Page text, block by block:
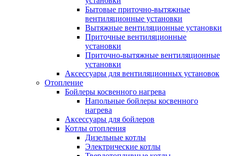
Бытовые приточно-вытяжные
вентиляционные установки
Вытяжные вентиляционные установки
Приточные вентиляционные
установки
Приточно-вытяжные вентиляционные
установки
Аксессуары для вентиляционных установок
Отопление
Бойлеры косвенного нагрева
Напольные бойлеры косвенного
нагрева
Аксессуары для бойлеров
Котлы отопления
Дизельные котлы
Электрические котлы